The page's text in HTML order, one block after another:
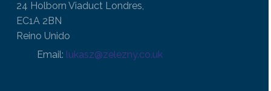
24 Holborn Viaduct Londres,
EC1A 2BN
Reino Unido
Email: lukasz@zelezny.co.uk